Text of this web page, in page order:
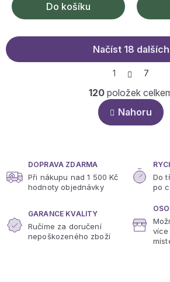
Do košíku
v
l
á
p
y
v
Načíst 18 dalších
t
á
n
k
o
1 7
120 položek
Nahoru
DOPRAVA ZDARMA
Při nákupu nad 1 500 Kč
hodnoty objednávky
Do
po
GARANCE KVALITY
Ručíme za doručení
nepoškozeného zboží
více